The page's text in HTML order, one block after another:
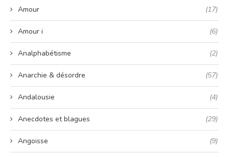
Amour (17)
Amour i (6)
Analphabétisme (2)
Anarchie & désordre (57)
Andalousie (4)
Anecdotes et blagues (29)
Angoisse (9)